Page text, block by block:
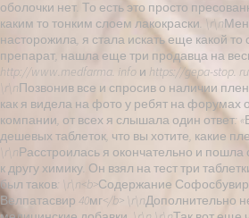
оболочки нет. То есть это просто
каким то тонким слоем лакокраски.
насторожила, я стала искать еще какой то
препарат, нашла еще три продавца на
http://www.medfarma. info и https://gepa-stop.
\r\nПозвонив все и спросив о наличии
как я видела на фото у ребят на форумах
компании, от всех я слышала один ответ:
дешевых таблеток, что вы хотите, какие
\r\nРасстроилась я окончательно и пошла
к другу химику. Он взял на тест три
был таков: \r\n<b>Содержание
Велпатасвир 40мг</b> \r\nДополнительно